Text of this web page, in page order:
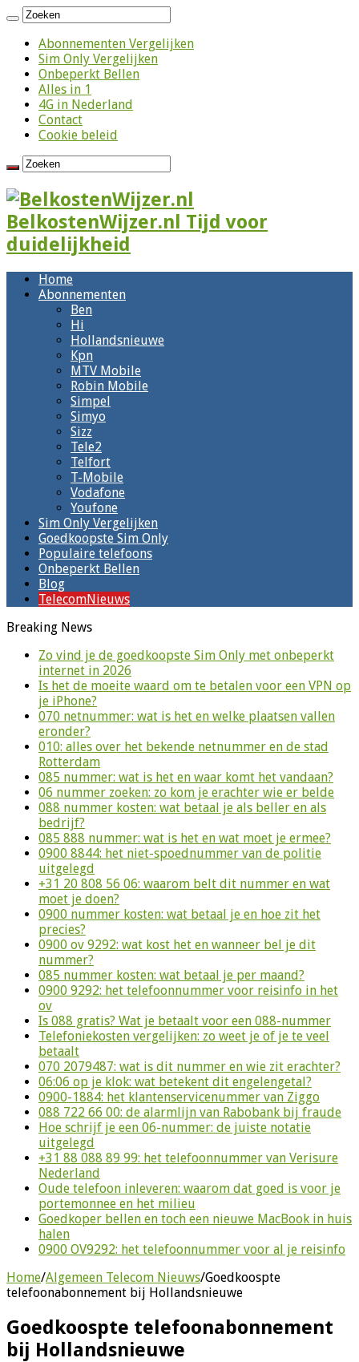
Abonnementen Vergelijken
Sim Only Vergelijken
Onbeperkt Bellen
Alles in 1
4G in Nederland
Contact
Cookie beleid
BelkostenWijzer.nl Tijd voor
duidelijkheid
Home
Abonnementen
Ben
Hi
Hollandsnieuwe
Kpn
MTV Mobile
Robin Mobile
Simpel
Simyo
Sizz
Tele2
Telfort
T-Mobile
Vodafone
Youfone
Sim Only Vergelijken
Goedkoopste Sim Only
Populaire telefoons
Onbeperkt Bellen
Blog
TelecomNieuws
Breaking News
Zo vind je de goedkoopste Sim Only met onbeperkt
internet in 2026
Is het de moeite waard om te betalen voor een VPN op
je iPhone?
070 netnummer: wat is het en welke plaatsen vallen
eronder?
010: alles over het bekende netnummer en de stad
Rotterdam
085 nummer: wat is het en waar komt het vandaan?
06 nummer zoeken: zo kom je erachter wie er belde
088 nummer kosten: wat betaal je als beller en als
bedrijf?
085 888 nummer: wat is het en wat moet je ermee?
0900 8844: het niet-spoednummer van de politie
uitgelegd
+31 20 808 56 06: waarom belt dit nummer en wat
moet je doen?
0900 nummer kosten: wat betaal je en hoe zit het
precies?
0900 ov 9292: wat kost het en wanneer bel je dit
nummer?
085 nummer kosten: wat betaal je per maand?
0900 9292: het telefoonnummer voor reisinfo in het
ov
Is 088 gratis? Wat je betaalt voor een 088-nummer
Telefoniekosten vergelijken: zo weet je of je te veel
betaalt
070 2079487: wat is dit nummer en wie zit erachter?
06:06 op je klok: wat betekent dit engelengetal?
0900-1884: het klantenservicenummer van Ziggo
088 722 66 00: de alarmlijn van Rabobank bij fraude
Hoe schrijf je een 06-nummer: de juiste notatie
uitgelegd
+31 88 088 89 99: het telefoonnummer van Verisure
Nederland
Oude telefoon inleveren: waarom dat goed is voor je
portemonnee en het milieu
Goedkoper bellen en toch een nieuwe MacBook in huis
halen
0900 OV9292: het telefoonnummer voor al je reisinfo
Home/Algemeen Telecom Nieuws/Goedkoospte
telefoonabonnement bij Hollandsnieuwe
Goedkoospte telefoonabonnement
bij Hollandsnieuwe